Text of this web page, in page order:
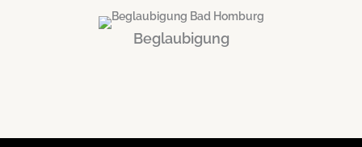
Beglaubigung